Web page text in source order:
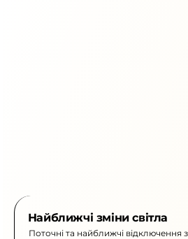
Найближчі зміни світла
Поточні та найближчі відключення